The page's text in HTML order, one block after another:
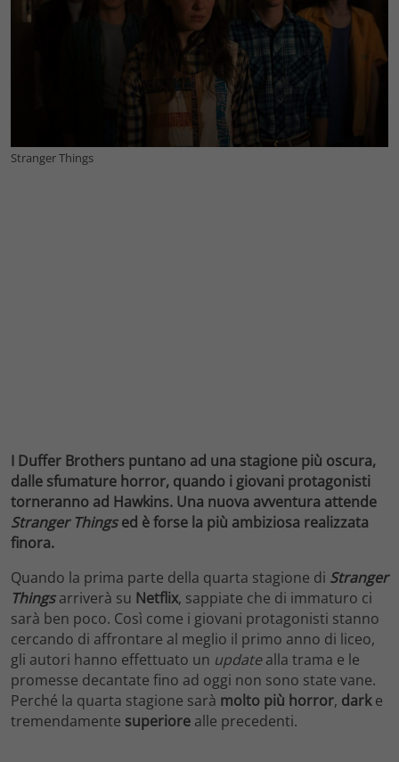
Stranger Things
I Duffer Brothers puntano ad una stagione più oscura,
dalle sfumature horror, quando i giovani protagonisti
torneranno ad Hawkins. Una nuova avventura attende
Stranger Thingsed è forse la più ambiziosa realizzata
finora.
Quando la prima parte della quarta stagione di Stranger
Thingsarriverà su Netflix, sappiate che di immaturo ci
sarà ben poco. Così come i giovani protagonisti stanno
cercando di affrontare al meglio il primo anno di liceo,
gli autori hanno effettuato un updatealla trama e le
promesse decantate fino ad oggi non sono state vane.
Perché la quarta stagione sarà molto più horror, darke
tremendamente superiore alle precedenti.